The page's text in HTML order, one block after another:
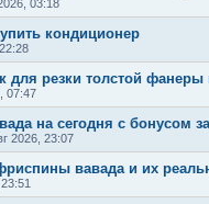
03:18
кондиционер
для резки толстой фанеры
07:47
на сегодня с бонусом
2026, 23:07
вавада и их